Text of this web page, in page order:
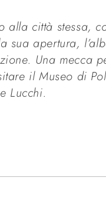
alla città stessa,
sua apertura,
Una mecca
il Museo di
Lucchi.